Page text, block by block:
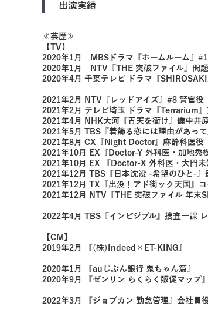
出演実績
≪芸歴≫
【TV】
2020年1月 MBSドラマ『ホームルーム』
2020年1月 NTV『THE 突破ファイル』問題
2020年4月 千葉テレビ ドラマ『
2021年2月 NTV『レッドアイズ』#8 警官役
2021年2月 テレビ埼玉 ドラマ『Terrarium
2021年4月 NHK大河『青天を衝け』備中井
2021年5月 TBS『着飾る恋には理由があって
2021年8月 CX『Night Doctor』麻酔科医役
2021年10月 EX『Doctor-Y 外科医・加地秀
2021年10月 EX 『Doctor-X 外科医・大門未
2021年12月 TBS『日本沈没 -希望のひと-』
2021年12月 TX『出没！アド街ック天国』
2021年12月 NTV『THE 突破ファイル 年末
2022年4月 TBS『インビジブル』捜査一課
【CM】
2019年2月 『(株)Indeed×ET-KING』
2020年1月 『auじぶん銀行 鬼ちゃん篇』
2020年9月 『ゼンリン らくらく販促マップ
2022年3月 『ジョブカン 勤怠管理』会社員